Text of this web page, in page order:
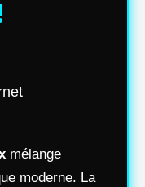
mélange
moderne. La